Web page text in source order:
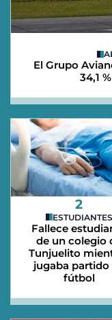
El Grupo
34,1
2
ESTUDIANTES
Fallece
de un colegio
Tunjuelito
jugaba partido
fútbol